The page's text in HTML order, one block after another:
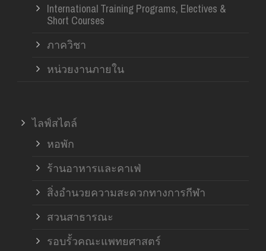
International Training Programs, Electives &
Short Courses
ภาควิชา
หน่วยงานภายใน
ไลฟ์สไตล์
หอพัก
ร้านอาหารและคาเฟ่
สิ่งอำนวยความสะดวกทางการกีฬา
สวนสาธารณะ
รอบรั้วคณะแพทยศาสตร์